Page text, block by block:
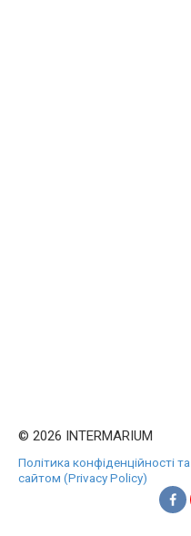
© 2026 INTERMARIUM
Політика конфіденційності
сайтом (Privacy Policy)